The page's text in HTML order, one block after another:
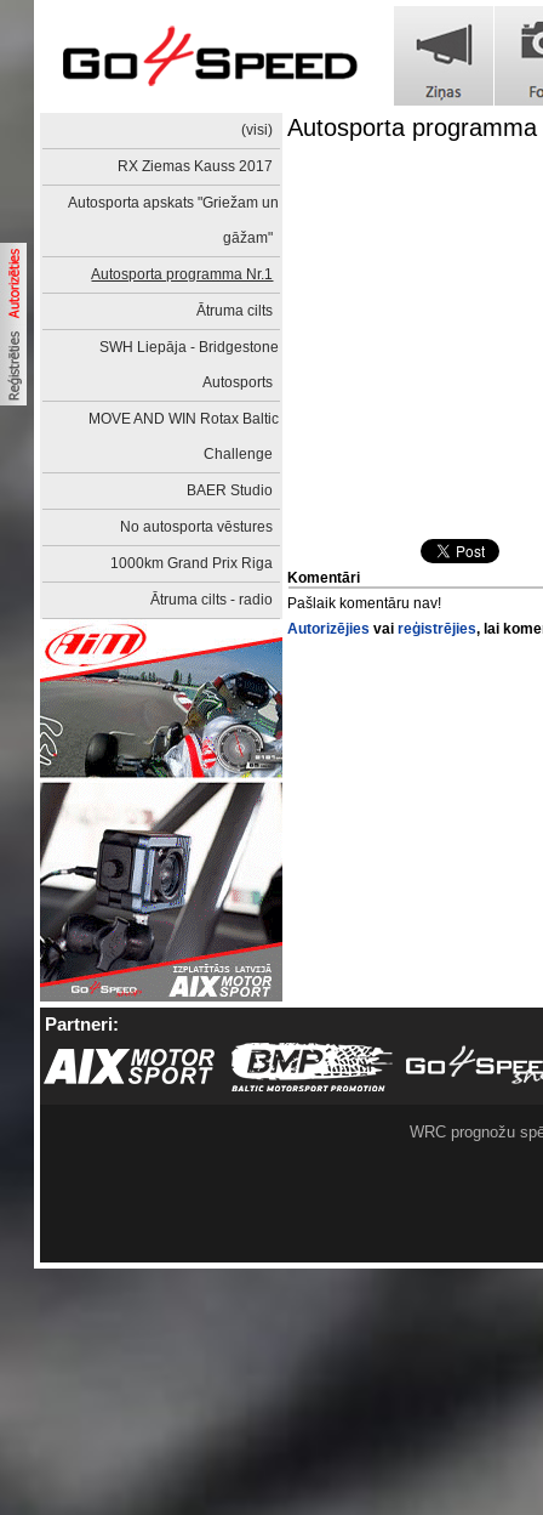
(visi)
RX Ziemas Kauss 2017
Autosporta apskats "Griežam un
gāžam"
Autosporta programma Nr.1
Ātruma cilts
SWH Liepāja - Bridgestone
Autosports
MOVE AND WIN Rotax Baltic
Challenge
BAER Studio
No autosporta vēstures
1000km Grand Prix Riga
Ātruma cilts - radio
Autosporta
Komentāri
Pašlaik komentāru nav!
Autorizējies vaireģistrējies, lai
Partneri:
WRC prognožu